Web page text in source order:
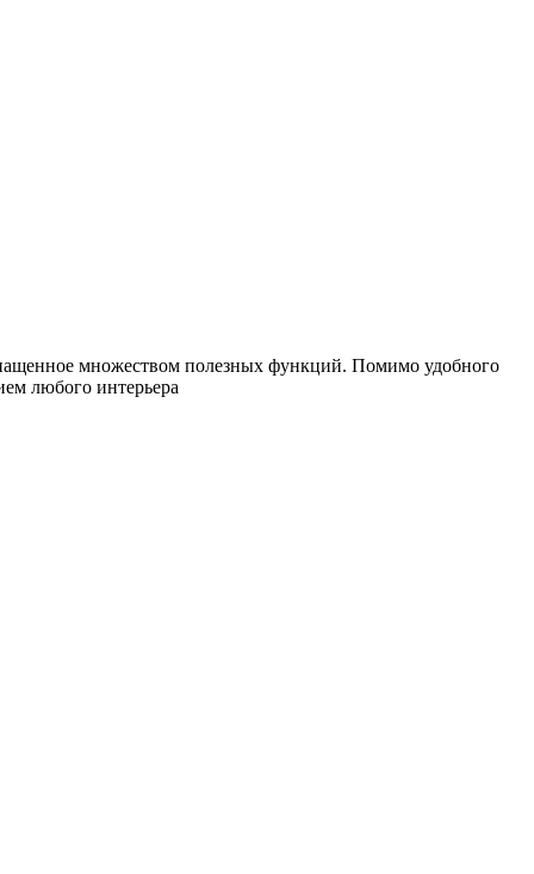
множеством полезных функций. Помимо удобного
любого интерьера